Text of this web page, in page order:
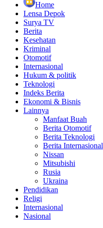
Home
Lensa Depok
Surya TV
Berita
Kesehatan
Kriminal
Otomotif
Internasional
Hukum & politik
Teknologi
Indeks Berita
Ekonomi & Bisnis
Lainnya
Manfaat Buah
Berita Otomotif
Berita Teknologi
Berita Internasional
Nissan
Mitsubishi
Rusia
Ukraina
Pendidikan
Religi
Internasional
Nasional